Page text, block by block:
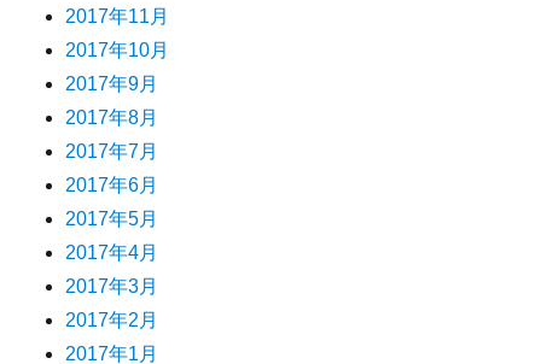
2017年11月
2017年10月
2017年9月
2017年8月
2017年7月
2017年6月
2017年5月
2017年4月
2017年3月
2017年2月
2017年1月